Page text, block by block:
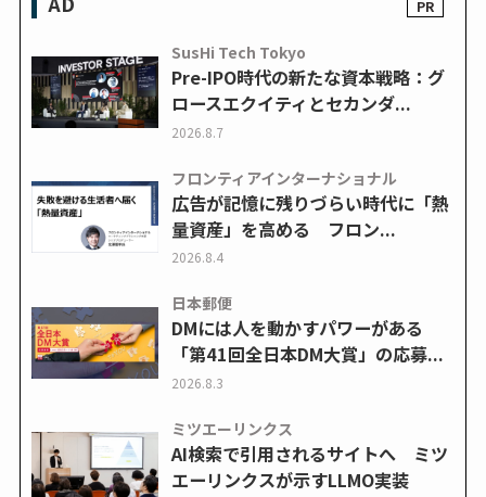
SusHi Tech Tokyo
Pre-IPO時代の新たな資本戦略：グ
ロースエクイティとセカンダ...
2026.8.7
フロンティアインターナショナル
広告が記憶に残りづらい時代に「熱
量資産」を高める フロン...
2026.8.4
日本郵便
DMには人を動かすパワーがある
「第41回全日本DM大賞」の応募...
2026.8.3
ミツエーリンクス
AI検索で引用されるサイトへ ミツ
エーリンクスが示すLLMO実装